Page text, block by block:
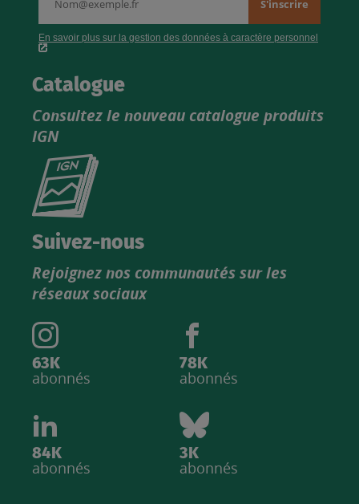
Catalogue
Consultez le nouveau catalogue produits
IGN
Consultez
catalogue
Suivez-nous
Rejoignez nos communautés sur les
réseaux sociaux
63K
abonnés
78K
abonnés
84K
abonnés
3K
abonnés